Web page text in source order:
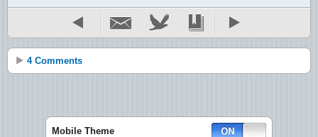
4 Comments
Mobile Theme